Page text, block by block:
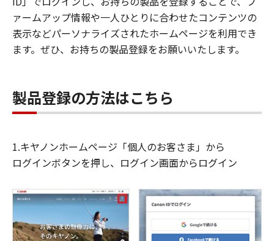
ァームアップ情報や一人ひとりに合わせたコンテンツの
表示などパーソナライズされたホームページを利用でき
ます。ぜひ、お持ちの製品登録をお願いいたします。
製品登録の方法はこちら
1.キヤノンホームページ「個人のお客さま」から
ログインボタンを押し、ログイン画面からログイン